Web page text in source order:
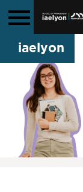
iaelyon